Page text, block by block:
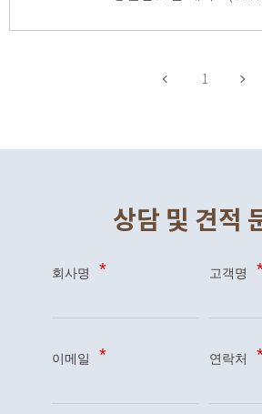
1
상담 및 견적
회사명 고객명
이메일 연락처